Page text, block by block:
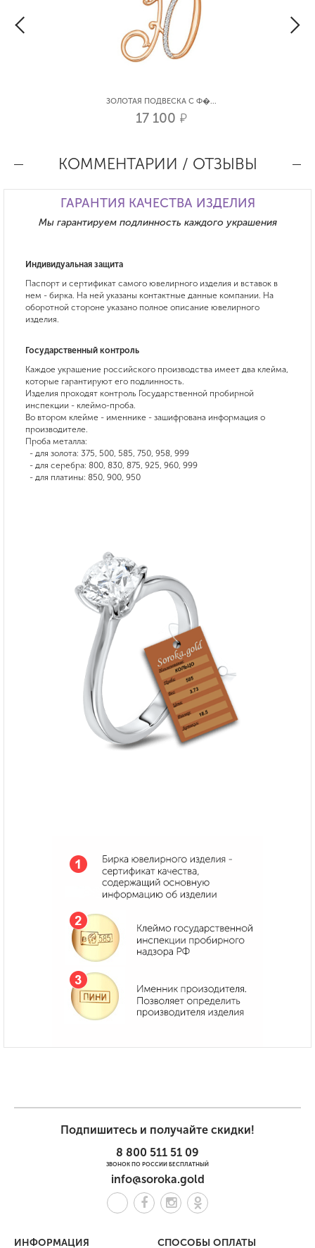
ЗОЛОТАЯ ПОДВЕСКА С Ф�...
17 100 р.
КОММЕНТАРИИ / ОТЗЫВЫ
ГАРАНТИЯ КАЧЕСТВА ИЗДЕЛИЯ
Мы гарантируем подлинность каждого украшения
Индивидуальная защита
Паспорт и сертификат самого ювелирного изделия и вставок в
нем - бирка. На ней указаны контактные данные компании. На
оборотной стороне указано полное описание ювелирного
изделия.
Государственный контроль
Каждое украшение российского производства имеет два клейма,
которые гарантируют его подлинность.
Изделия проходят контроль Государственной пробирной
инспекции - клеймо-проба.
Во втором клейме - именнике - зашифрована информация о
производителе.
Проба металла:
- для золота: 375, 500, 585, 750, 958, 999
- для серебра: 800, 830, 875, 925, 960, 999
- для платины: 850, 900, 950
Подпишитесь и получайте скидки!
8 800 511 51 09
ЗВОНОК ПО РОССИИ БЕСПЛАТНЫЙ
info@soroka.gold
ИНФОРМАЦИЯ СПОСОБЫ ОПЛАТЫ